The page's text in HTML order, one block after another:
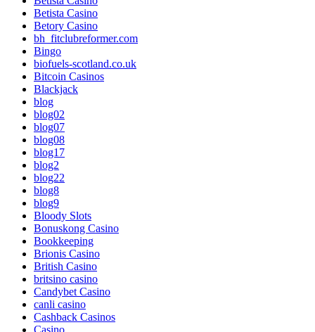
Betista Casino
Betory Casino
bh_fitclubreformer.com
Bingo
biofuels-scotland.co.uk
Bitcoin Casinos
Blackjack
blog
blog02
blog07
blog08
blog17
blog2
blog22
blog8
blog9
Bloody Slots
Bonuskong Casino
Bookkeeping
Brionis Casino
British Casino
britsino casino
Candybet Casino
canli casino
Cashback Casinos
Casino